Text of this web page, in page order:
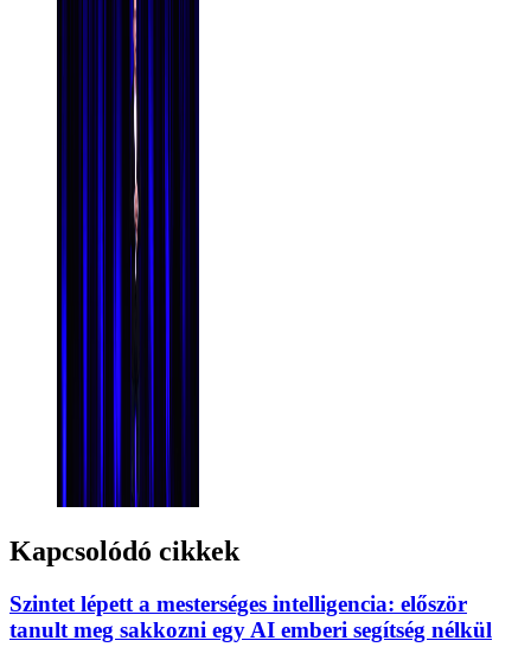
Kapcsolódó cikkek
Szintet lépett a mesterséges intelligencia: először
tanult meg sakkozni egy AI emberi segítség nélkül